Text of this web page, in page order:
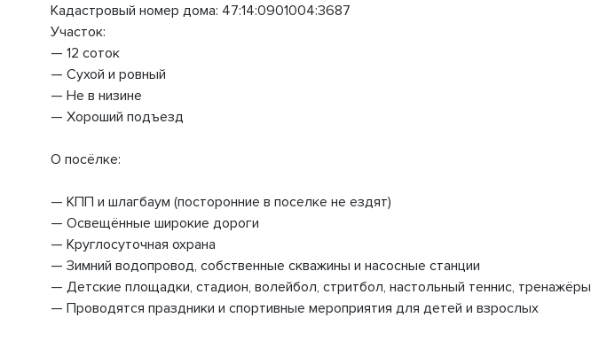
Кадастровый номер дома: 47:14:0901004:3687
Участок:
— 12 соток
— Сухой и ровный
— Не в низине
— Хороший подъезд
О посёлке:
— КПП и шлагбаум (посторонние в поселке не ездят)
— Освещённые широкие дороги
— Круглосуточная охрана
— Зимний водопровод, собственные скважины и насосные станции
— Детские площадки, стадион, волейбол, стритбол, настольный теннис, тренажёры
— Проводятся праздники и спортивные мероприятия для детей и взрослых